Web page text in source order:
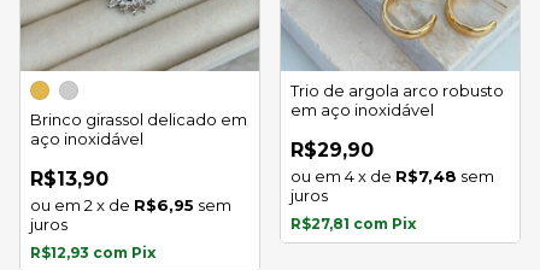
Brinco girassol delicado em
aço inoxidável
R$13,90
2 x de R$6,95 sem
juros
R$12,93 com Pix
Trio de argola arco robusto
em aço inoxidável
R$29,90
4x de R$7,48 sem
juros
R$27,81 com Pix